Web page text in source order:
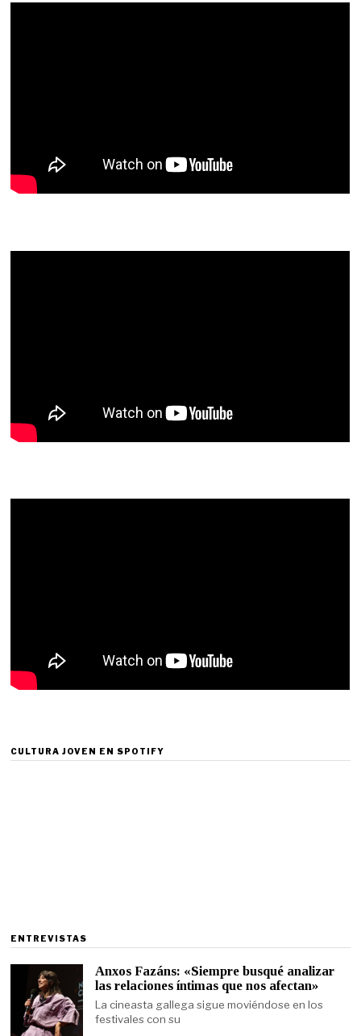
CULTURA JOVEN EN SPOTIFY
ENTREVISTAS
Anxos Fazáns: «Siempre busqué analizar
las relaciones íntimas que nos afectan»
La cineasta gallega sigue moviéndose en los
festivales con su